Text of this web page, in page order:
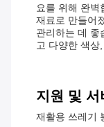
요를 위해 완벽
재료로 만들어
관리하는 데 좋
고 다양한 색상
지원 및 서
재활용 쓰레기